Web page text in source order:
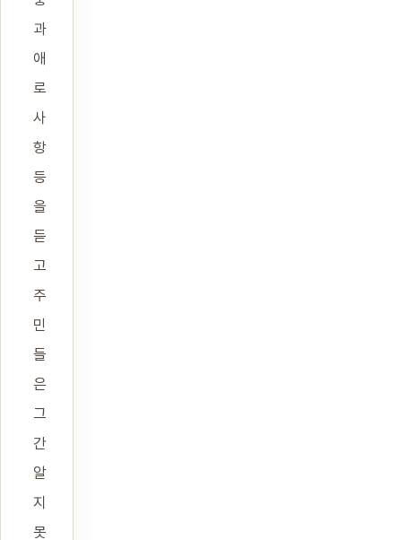
과
애
로
사
항
등
을
듣
고
주
민
들
은
그
간
알
지
못